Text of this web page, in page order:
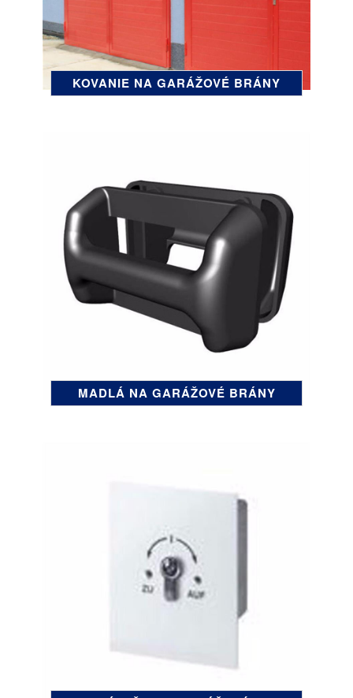
KOVANIE NA GARÁŽOVÉ BRÁNY
MADLÁ NA GARÁŽOVÉ BRÁNY